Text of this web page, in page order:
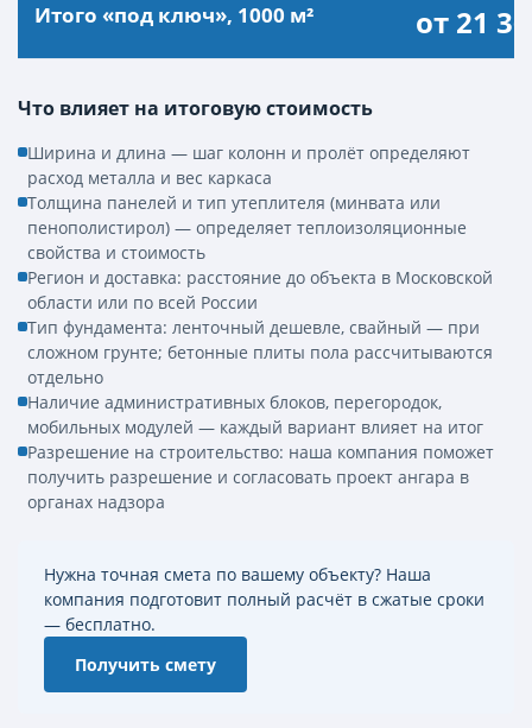
Итого «под ключ», 1000 м² от 21
Что влияет на итоговую стоимость
Ширина и длина — шаг колонн и пролёт определяют
расход металла и вес каркаса
Толщина панелей и тип утеплителя (минвата или
пенополистирол) — определяет теплоизоляционные
свойства и стоимость
Регион и доставка: расстояние до объекта в Московской
области или по всей России
Тип фундамента: ленточный дешевле, свайный — при
сложном грунте; бетонные плиты пола рассчитываются
отдельно
Наличие административных блоков, перегородок,
мобильных модулей — каждый вариант влияет на итог
Разрешение на строительство: наша компания поможет
получить разрешение и согласовать проект ангара в
органах надзора
Нужна точная смета по вашему объекту? Наша
компания подготовит полный расчёт в сжатые сроки
— бесплатно.
Получить смету